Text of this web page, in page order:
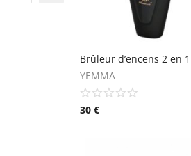
Brûleur d’encens 2 en 1
YEMMA
30 €